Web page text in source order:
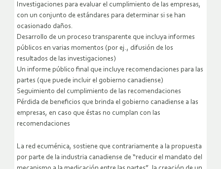
Investigaciones para evaluar el cumplimiento de las empresas,
con un conjunto de estándares para determinar si se han
ocasionado daños.
Desarrollo de un proceso transparente que incluya informes
públicos en varias momentos (por ej., difusión de los
resultados de las investigaciones)
Un informe público final que incluye recomendaciones para las
partes (que puede incluir el gobierno canadiense)
Seguimiento del cumplimiento de las recomendaciones
Pérdida de beneficios que brinda el gobierno canadiense a las
empresas, en caso que éstas no cumplan con las
recomendaciones
La red ecuménica, sostiene que contrariamente a la propuesta
por parte de la industria canadiense de “reducir el mandato del